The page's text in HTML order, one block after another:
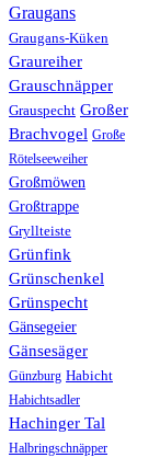
Graugans
Graugans-Küken
Graureiher
Grauschnäpper
Grauspecht Großer
Brachvogel Große
Rötelseeweiher
Großmöwen
Großtrappe
Gryllteiste
Grünfink
Grünschenkel
Grünspecht
Gänsegeier
Gänsesäger
Günzburg Habicht
Habichtsadler
Hachinger Tal
Halbringschnäpper